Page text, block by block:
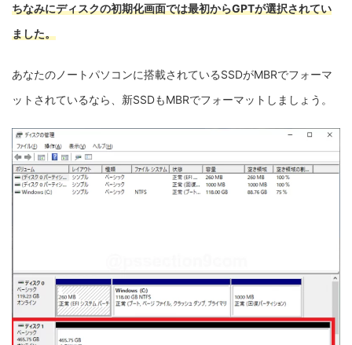
ちなみにディスクの初期化画面では最初からGPTが選択されてい
ました。
あなたのノートパソコンに搭載されているSSDがMBRでフォーマ
ットされているなら、新SSDもMBRでフォーマットしましょう。